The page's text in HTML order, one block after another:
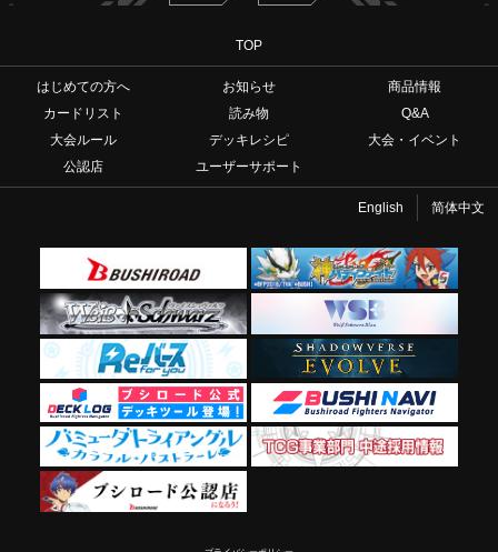
TOP
はじめての方へ お知らせ
商品情報
カードリスト
読み物
Q&A
大会ルール
デッキレシピ
大会・イベント
公認店
ユーザーサポート
English 简体中文